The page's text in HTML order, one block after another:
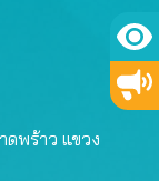
ดพร้าว แขวง